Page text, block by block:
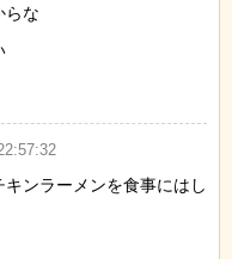
らな
ンラーメンを食事にはし